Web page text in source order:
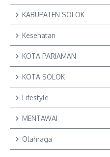
KABUPATEN SOLOK
Kesehatan
KOTA PARIAMAN
KOTA SOLOK
Lifestyle
MENTAWAI
Olahraga